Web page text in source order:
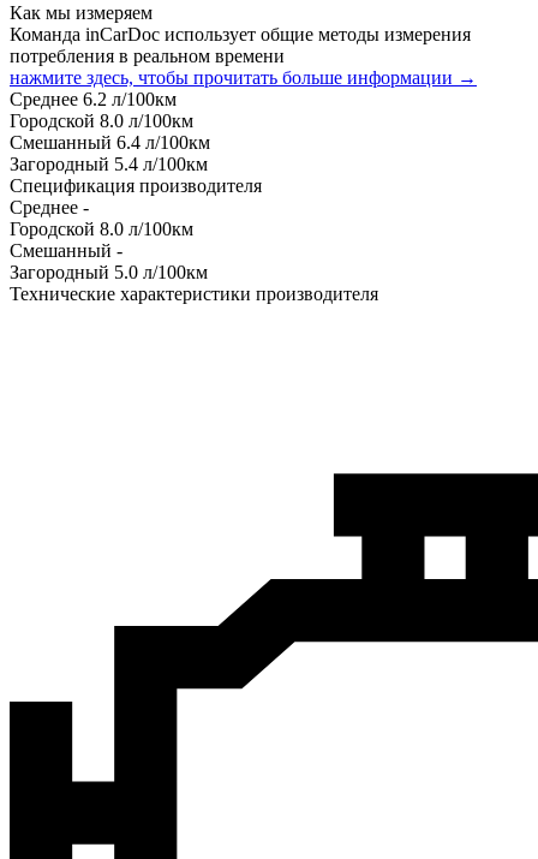
Как мы измеряем
Команда inCarDoc использует общие методы измерения
потребления в реальном времени
нажмите здесь, чтобы прочитать больше информации →
Среднее 6.2 л/100км
Городской 8.0 л/100км
Смешанный 6.4 л/100км
Загородный 5.4 л/100км
Спецификация производителя
Среднее -
Городской 8.0 л/100км
Смешанный -
Загородный 5.0 л/100км
Технические характеристики производителя